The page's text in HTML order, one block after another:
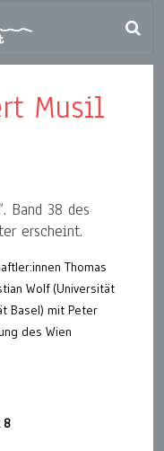
Musil
Band 38 des
erscheint.
Thomas
Wolf (Universität
Basel) mit Peter
des Wien
8